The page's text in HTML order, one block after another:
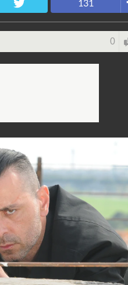
76.076 foto 131
0